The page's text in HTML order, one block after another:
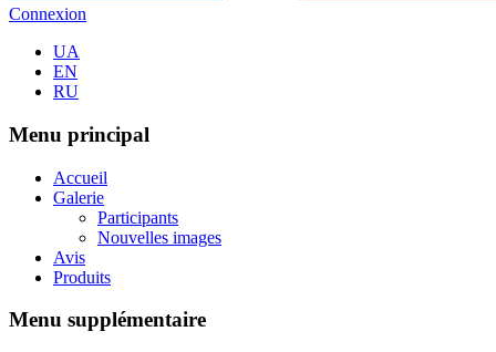
Connexion
UA
EN
RU
Menu principal
Accueil
Galerie
Participants
Nouvelles images
Avis
Produits
Menu supplémentaire